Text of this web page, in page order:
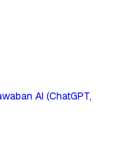
AI (ChatGPT,